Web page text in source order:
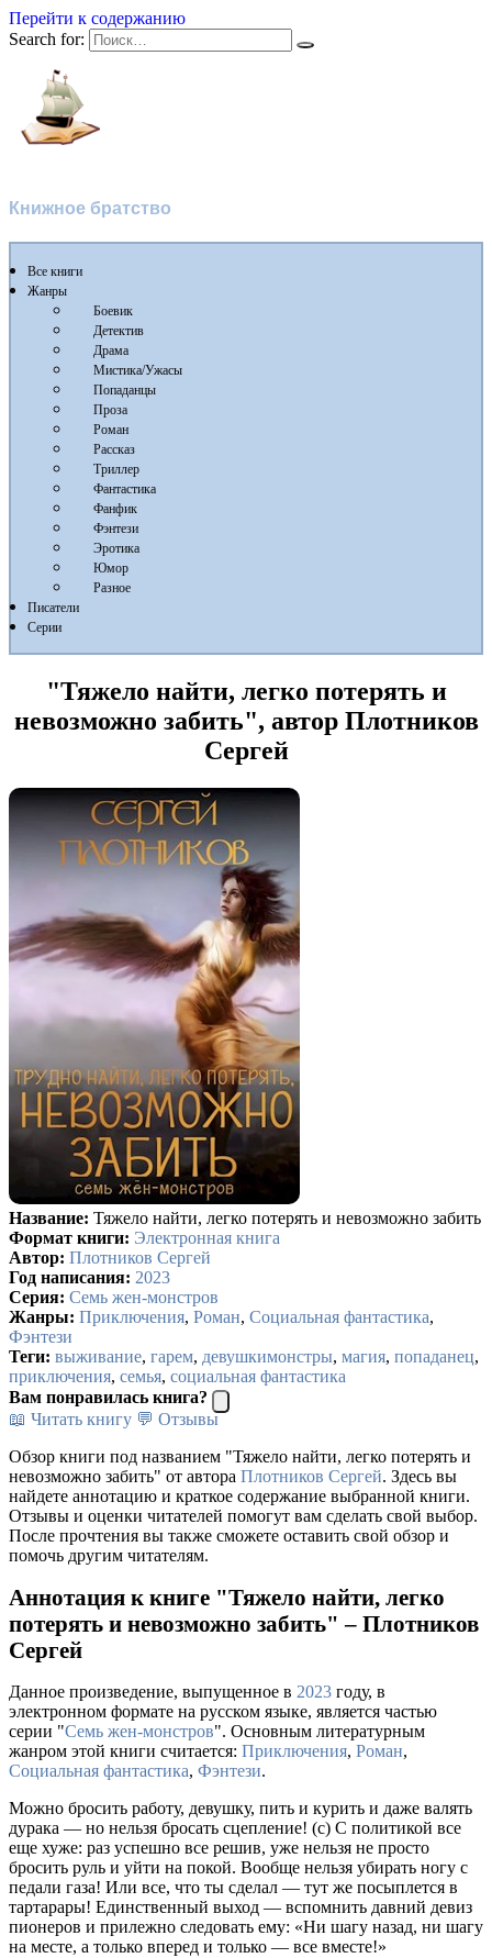
Перейти к содержанию
Search for:
Книжное братство
Все книги
Жанры
Боевик
Детектив
Драма
Мистика/Ужасы
Попаданцы
Проза
Роман
Рассказ
Триллер
Фантастика
Фанфик
Фэнтези
Эротика
Юмор
Разное
Писатели
Серии
"Тяжело найти, легко потерять и
невозможно забить", автор Плотников
Сергей
Название: Тяжело найти, легко потерять и невозможно забить
Формат книги: Электронная книга
Автор: Плотников Сергей
Год написания: 2023
Серия: Семь жен-монстров
Жанры: Приключения, Роман, Социальная фантастика,
Фэнтези
Теги: выживание, гарем, девушкимонстры, магия, попаданец,
приключения, семья, социальная фантастика
Вам понравилась книга?
📖 Читать книгу 💬 Отзывы
Обзор книги под названием "Тяжело найти, легко потерять и
невозможно забить" от автора Плотников Сергей. Здесь вы
найдете аннотацию и краткое содержание выбранной книги.
Отзывы и оценки читателей помогут вам сделать свой выбор.
После прочтения вы также сможете оставить свой обзор и
помочь другим читателям.
Аннотация к книге "Тяжело найти, легко
потерять и невозможно забить" – Плотников
Сергей
Данное произведение, выпущенное в 2023 году, в
электронном формате на русском языке, является частью
серии "Семь жен-монстров". Основным литературным
жанром этой книги считается: Приключения, Роман,
Социальная фантастика, Фэнтези.
Можно бросить работу, девушку, пить и курить и даже валять
дурака — но нельзя бросать сцепление! (с) С политикой все
еще хуже: раз успешно все решив, уже нельзя не просто
бросить руль и уйти на покой. Вообще нельзя убирать ногу с
педали газа! Или все, что ты сделал — тут же посыплется в
тартарары! Единственный выход — вспомнить давний девиз
пионеров и прилежно следовать ему: «Ни шагу назад, ни шагу
на месте, а только вперед и только — все вместе!»